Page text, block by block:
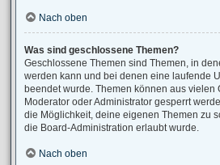
Nach oben
Was sind geschlossene Themen?
Geschlossene Themen sind Themen, in
werden kann und bei denen eine laufende
beendet wurde. Themen können aus vielen
Moderator oder Administrator gesperrt
die Möglichkeit, deine eigenen Themen zu
die Board-Administration erlaubt wurde.
Nach oben